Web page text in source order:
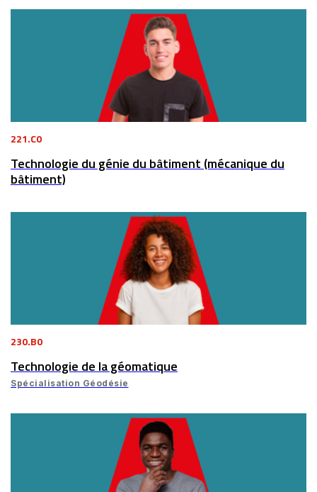
221.C0
Technologie du génie du bâtiment (mécanique du
bâtiment)
230.B0
Technologie de la géomatique
Spécialisation Géodésie